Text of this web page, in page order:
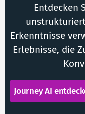
Entdecken
Erkenntnisse
Erlebnisse, die
Journey AI